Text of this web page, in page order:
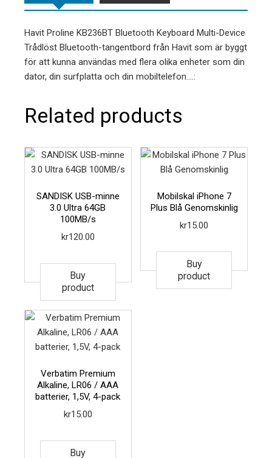
Havit Proline KB236BT Bluetooth Keyboard Multi-Device
Trådlöst Bluetooth-tangentbord från Havit som är byggt
för att kunna användas med flera olika enheter som din
dator, din surfplatta och din mobiltelefon.…:
Related products
SANDISK USB-minne
3.0 Ultra 64GB
100MB/s
kr120.00
Buy
product
Mobilskal iPhone 7
Plus Blå Genomskinlig
kr15.00
Buy
product
Verbatim Premium
Alkaline, LR06 / AAA
batterier, 1,5V, 4-pack
kr15.00
Buy